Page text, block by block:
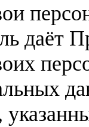
даёт